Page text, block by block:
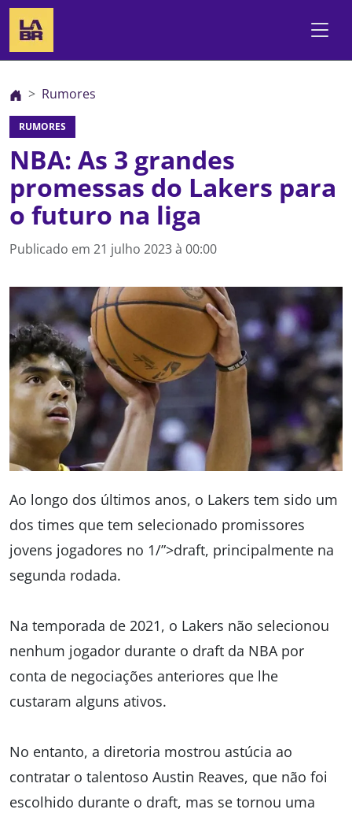
Rumores
RUMORES
NBA: As 3 grandes
promessas do Lakers para
o futuro na liga
Publicado em 21 julho 2023 à 00:00
Ao longo dos últimos anos, o Lakers tem sido um
dos times que tem selecionado promissores
jovens jogadores no 1/”>draft, principalmente na
segunda rodada.
Na temporada de 2021, o Lakers não selecionou
nenhum jogador durante o draft da NBA por
conta de negociações anteriores que lhe
custaram alguns ativos.
No entanto, a diretoria mostrou astúcia ao
contratar o talentoso Austin Reaves, que não foi
escolhido durante o draft, mas se tornou uma